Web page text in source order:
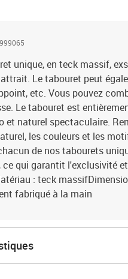
unique, en teck massif,
Le tabouret peut
etc. Vous pouvez
Le tabouret est
et naturel spectaculaire.
les couleurs et les
de nos tabourets
ce qui garantit l'exclusivité
: teck
fabriqué à la main